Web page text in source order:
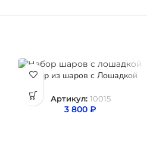
Набор из шаров с Лошадкой
Артикул: 10015
3 800 ₽